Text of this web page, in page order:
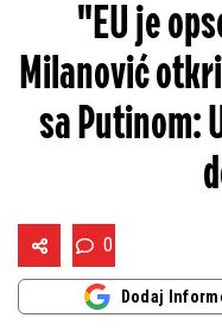
"EU je
Milanović
sa Putinom:
0
Dodaj